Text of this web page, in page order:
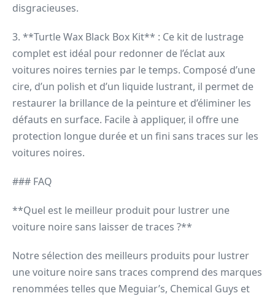
disgracieuses.
3. **Turtle Wax Black Box Kit** : Ce kit de lustrage
complet est idéal pour redonner de l’éclat aux
voitures noires ternies par le temps. Composé d’une
cire, d’un polish et d’un liquide lustrant, il permet de
restaurer la brillance de la peinture et d’éliminer les
défauts en surface. Facile à appliquer, il offre une
protection longue durée et un fini sans traces sur les
voitures noires.
### FAQ
**Quel est le meilleur produit pour lustrer une
voiture noire sans laisser de traces ?**
Notre sélection des meilleurs produits pour lustrer
une voiture noire sans traces comprend des marques
renommées telles que Meguiar’s, Chemical Guys et